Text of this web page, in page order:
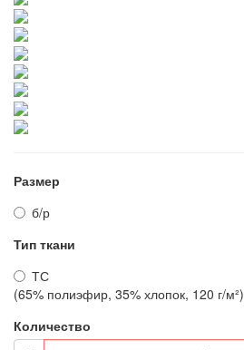
Размер
б/р
Тип ткани
ТС
(65% полиэфир, 35% хлопок, 120 г/м²)
Количество